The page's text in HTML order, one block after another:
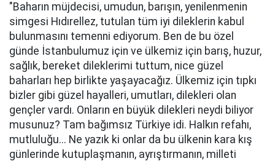
"Baharın müjdecisi, umudun, barışın, yenilenmenin
simgesi Hıdırellez, tutulan tüm iyi dileklerin kabul
bulunmasını temenni ediyorum. Ben de bu özel
günde İstanbulumuz için ve ülkemiz için barış, huzur,
sağlık, bereket dileklerimi tuttum, nice güzel
baharları hep birlikte yaşayacağız. Ülkemiz için tıpkı
bizler gibi güzel hayalleri, umutları, dilekleri olan
gençler vardı. Onların en büyük dilekleri neydi biliyor
musunuz? Tam bağımsız Türkiye idi. Halkın refahı,
mutluluğu... Ne yazık ki onlar da bu ülkenin kara kış
günlerinde kutuplaşmanın, ayrıştırmanın, milleti